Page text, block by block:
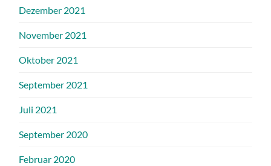
Dezember 2021
November 2021
Oktober 2021
September 2021
Juli 2021
September 2020
Februar 2020